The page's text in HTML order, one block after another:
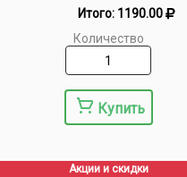
Итого: 1190.00
Количество
Купить
Акции и скидки